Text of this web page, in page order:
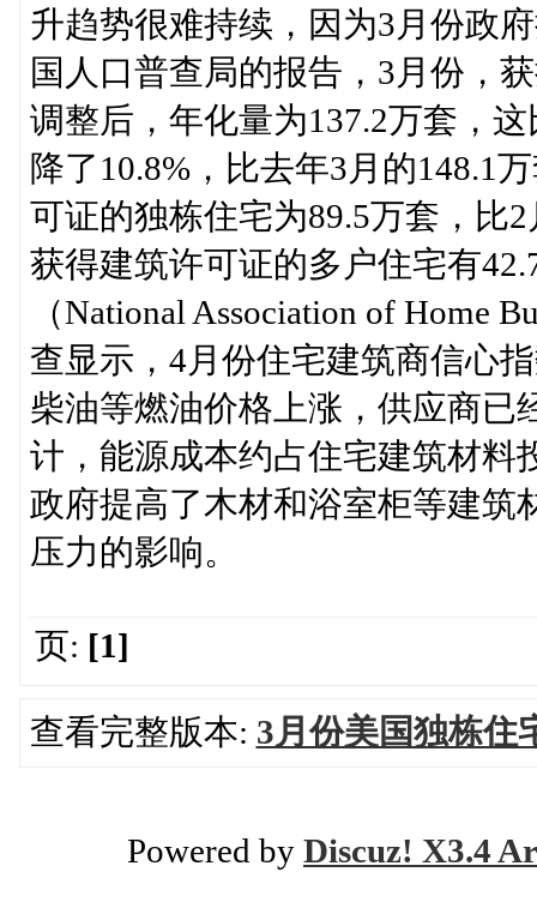
升趋势很难持续，因为3月份政
国人口普查局的报告，3月份，
调整后，年化量为137.2万套，
降了10.8%，比去年3月的148.1
可证的独栋住宅为89.5万套，比
获得建筑许可证的多户住宅有
（National Association of Home
查显示，4月份住宅建筑商信心
柴油等燃油价格上涨，供应商已
计，能源成本约占住宅建筑材料
政府提高了木材和浴室柜等建筑
压力的影响。
页: [1]
查看完整版本: 3月份美国独栋住
Powered by Discuz! X3.4